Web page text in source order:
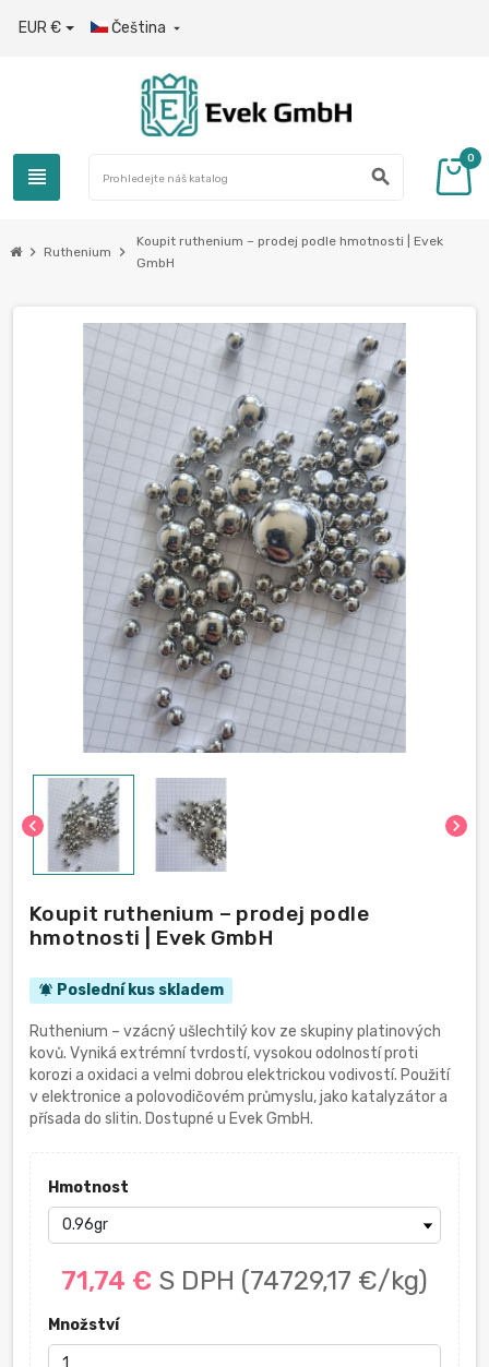
EUR € Čeština 
view_headline search
0
chevron_right Ruthenium chevron_right
Koupit ruthenium – prodej podle hmotnosti | Evek
GmbH
chevron_left chevron_right
Koupit ruthenium – prodej podle
hmotnosti | Evek GmbH
notifications_active Poslední kus skladem
Ruthenium – vzácný ušlechtilý kov ze skupiny platinových
kovů. Vyniká extrémní tvrdostí, vysokou odolností proti
korozi a oxidaci a velmi dobrou elektrickou vodivostí. Použití
v elektronice a polovodičovém průmyslu, jako katalyzátor a
přísada do slitin. Dostupné u Evek GmbH.
Hmotnost
71,74 € S DPH (74729,17 €/kg)
Množství